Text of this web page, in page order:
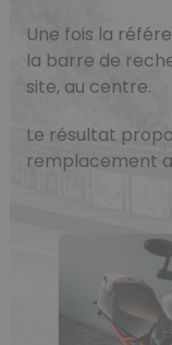
Une fois la
la barre de
site, au centre.
Le résultat
remplacement